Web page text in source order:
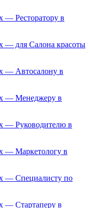
Ресторатору в
— для Салона красоты
— Автосалону в
— Менеджеру в
— Руководителю в
— Маркетологу в
— Специалисту по
— Стартаперу в